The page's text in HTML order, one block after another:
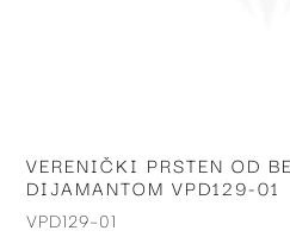
Skip
to
the
VERENIČKI PRSTEN OD
DIJAMANTOM VPD129-01
VPD129-01